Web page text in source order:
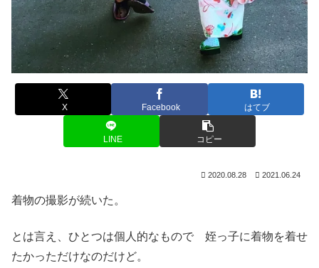
X Facebook はてブ
LINE コピー
2020.08.28 2021.06.24
着物の撮影が続いた。
とは言え、ひとつは個人的なもので 姪っ子に着物を着せ
たかっただけなのだけど。